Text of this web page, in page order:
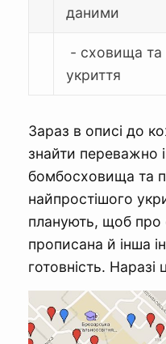
даними
- сховища та
укриття
Зараз в описі до
знайти переважно
бомбосховища та
найпростішого
планують, щоб про
прописана й інша
готовність.